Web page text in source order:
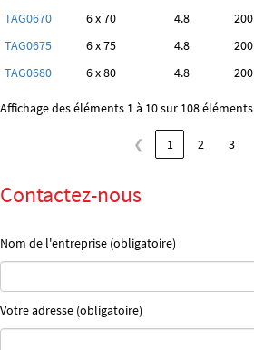
TAG0670
6 x 70 4.8 200
TAG0675
6 x 75 4.8 200
TAG0680
6 x 80 4.8 200
Affichage des éléments 1 à 10 sur 108 éléments
❮ 1 2 3
Contactez-nous
Nom de l'entreprise (obligatoire)
Votre adresse (obligatoire)